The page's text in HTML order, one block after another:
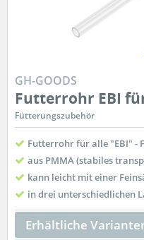
GH-GOODS
Futterrohr EBI
Fütterungszubehör
Futterrohr für alle "EBI" -
aus PMMA (stabiles
kann leicht mit einer
in drei unterschiedlichen
Erhältliche